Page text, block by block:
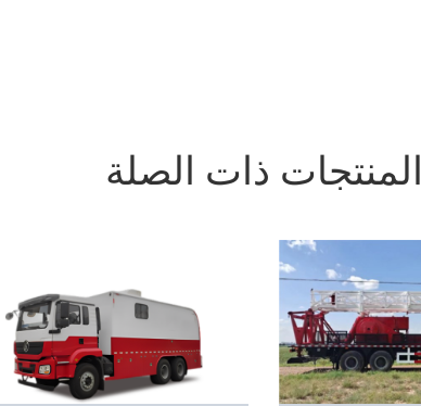
المنتجات ذات الصلة